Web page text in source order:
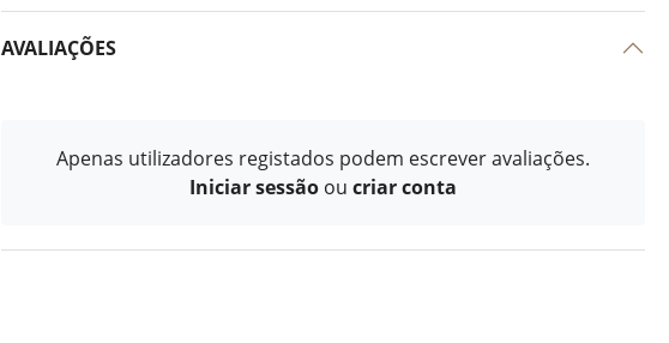
AVALIAÇÕES
Apenas utilizadores registados podem escrever avaliações.
Iniciar sessão ou criar conta